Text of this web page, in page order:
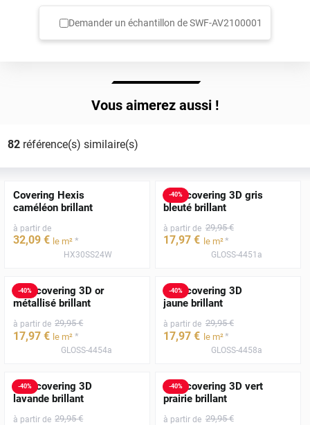
Demander un échantillon deSWF-AV2100001
Vous aimerez aussi !
82référence(s) similaire(s)
Covering Hexis
caméléon brillant
à partir de
32,09 € le m² *
HX30SS24W
-40%
Film covering 3D gris
bleuté brillant
à partir de 29,95 €
17,97 € le m²*
GLOSS-4451a
-40%
Film covering 3D or
métallisé brillant
à partir de 29,95 €
17,97 € le m² *
GLOSS-4454a
-40%
Film covering 3D
jaune brillant
à partir de 29,95 €
17,97 € le m²*
GLOSS-4458a
-40%
Film covering 3D
lavande brillant
à partir de 29,95 €
-40%
Film covering 3D vert
prairie brillant
à partir de 29,95 €